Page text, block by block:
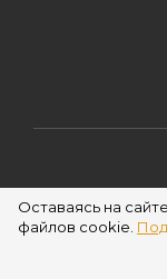
Оставаясь на
файлов cookie.